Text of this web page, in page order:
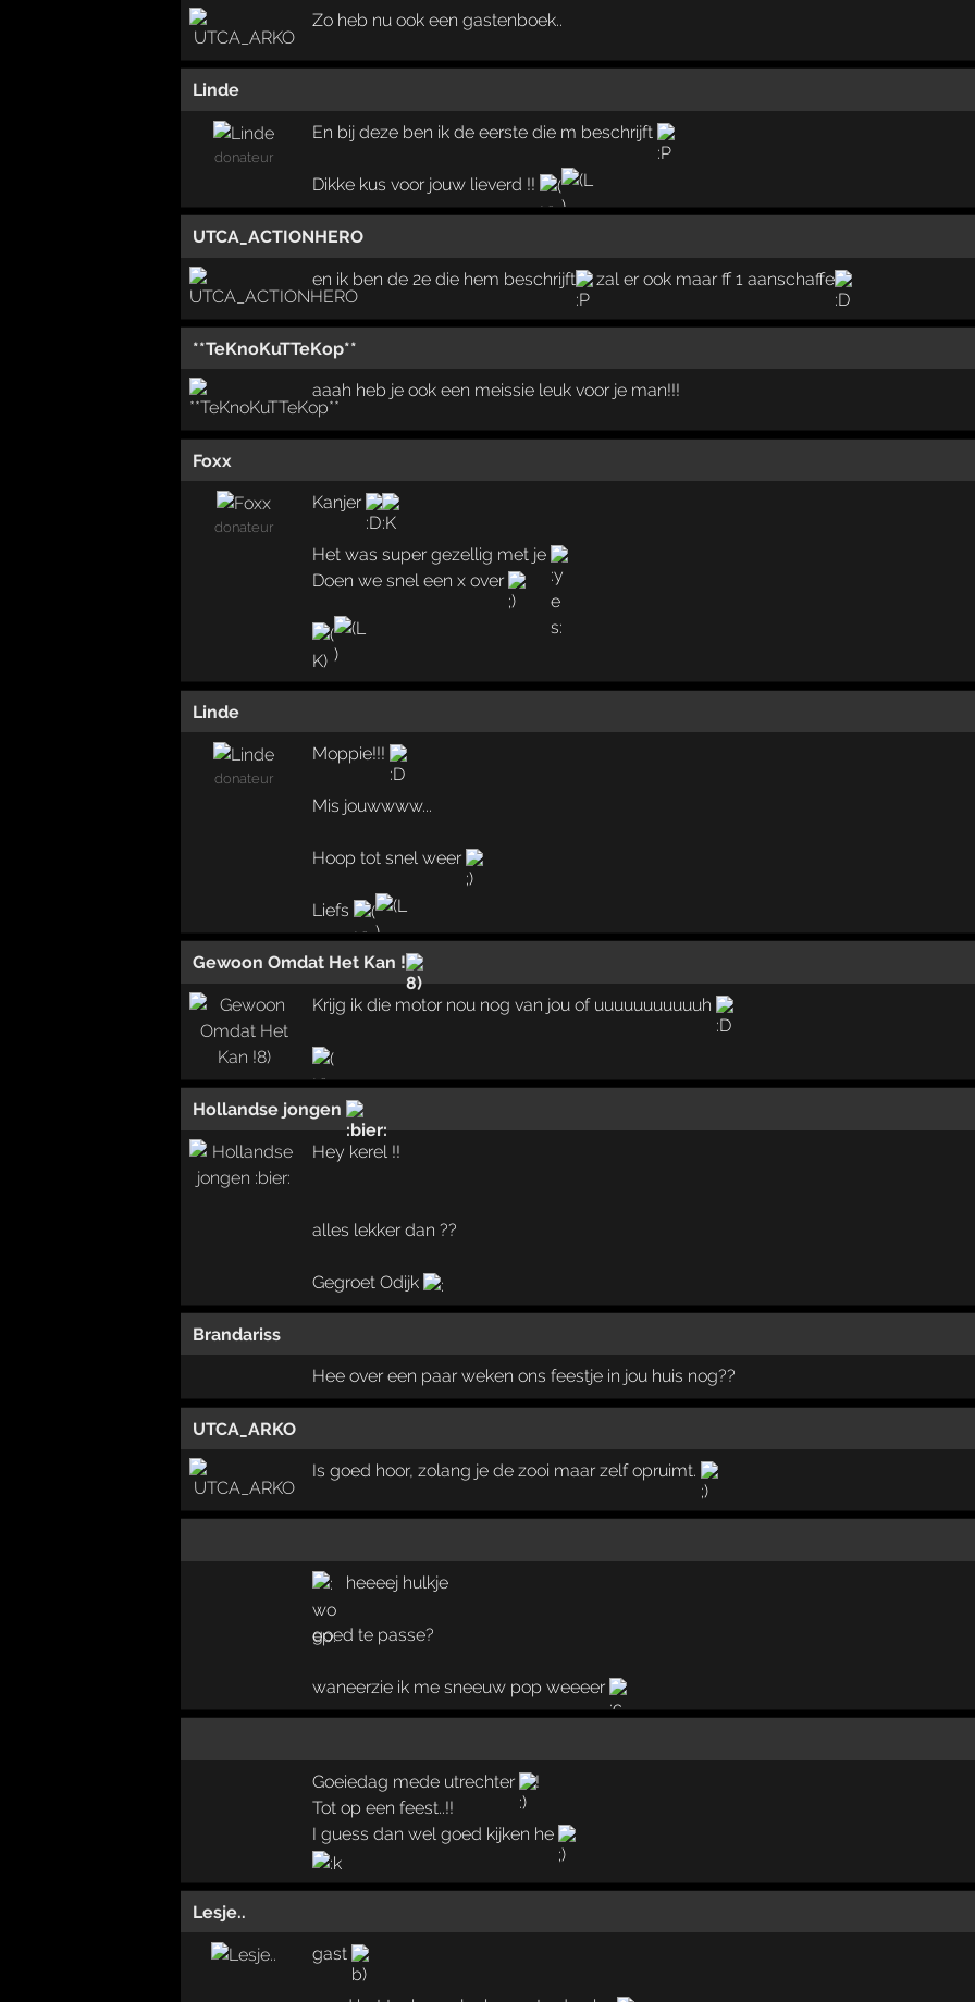
Zo heb nu ook een gastenboek..
Linde
donateur
En bij deze ben ik de eerste die m beschrijft
Dikke kus voor jouw lieverd !!
UTCA_ACTIONHERO
en ik ben de 2e die hem beschrijft zal er ook maar ff 1 aanschaffe
**TeKnoKuTTeKop**
aaah heb je ook een meissie leuk voor je man!!!
Foxx
donateur
Kanjer
Het was super gezellig met je
Doen we snel een x over
Linde
donateur
Moppie!!!
Mis jouwwww...
Hoop tot snel weer
Liefs
Gewoon Omdat Het Kan !
Krijg ik die motor nou nog van jou of uuuuuuuuuuuh
Hollandse jongen
Hey kerel !!
alles lekker dan ??
Gegroet Odijk
Brandariss
Hee over een paar weken ons feestje in jou huis nog??
UTCA_ARKO
Is goed hoor, zolang je de zooi maar zelf opruimt.
heeeej hulkje
goed te passe?
waneerzie ik me sneeuw pop weeeer
Goeiedag mede utrechter
!
Tot op een feest..!!
I guess dan wel goed kijken he
Lesje..
gast